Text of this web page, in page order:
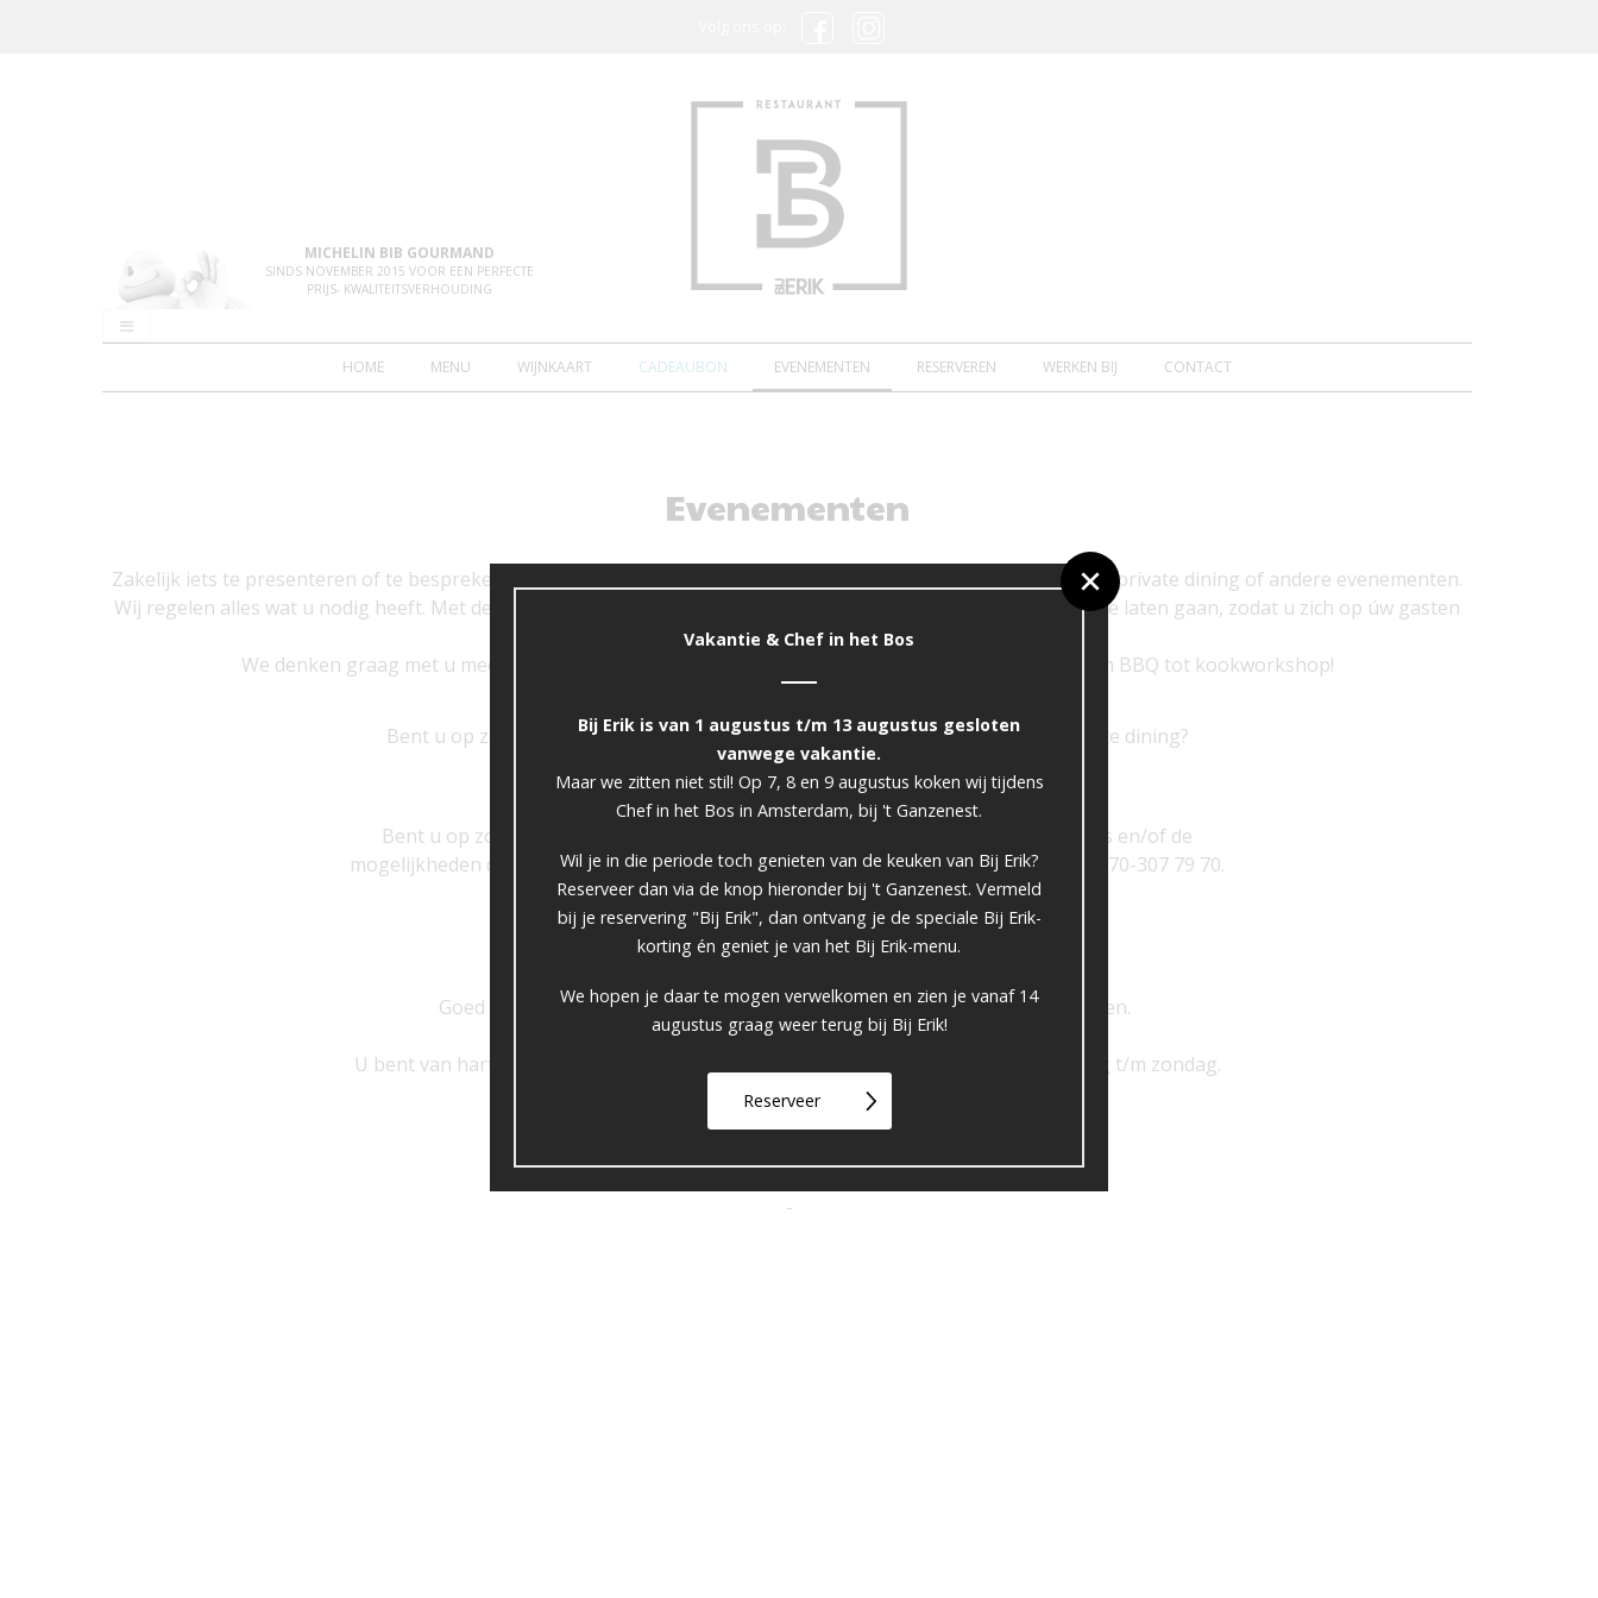
MICHELIN BIB GOURMAND
SINDS NOVEMBER 2015 VOOR EEN PERFECTE
PRIJS- KWALITEITSVERHOUDING
HOME MENU WIJNKAART CADEAUBON EVENEMENTEN RESERVEREN WERKEN BIJ CONTACT
Evenementen
Zakelijk iets te presenteren of te bespreken? Een onvergetelijke trouwerij in gedachten? Wees ook welkom voor private dining of andere evenementen.
Wij regelen alles wat u nodig heeft. Met dezelfde oprechte gastvrijheid en de service om u onbezorgd uw gang te laten gaan, zodat u zich op úw gasten
kunt concentreren.
We denken graag met u mee en komen graag met creatieve oplossingen voor uw evenement, van BBQ tot kookworkshop!
Bent u op zoek naar een prachtige locatie voor uwbruiloft,vergadering private dining?
Dan ben u bij ons op de juiste plek!
Bent u op zoek naar een grotere locatie of twijfelt u welke locatie meer geschikt is en/of de
mogelijkheden dan kunt u contact opnemen metsales@ganzenest.nlof bellen naar 070-307 79 70.
-
Sluisplein 11, 2266 AV Leidschendam
Goed bereikbaar, parkeergarage Damplein gratis, ook in omliggende straten.
U bent van harte welkom voor een heerlijke lunch of diner op maandag & donderdag t/m zondag.
-
Vakantie & Chef in het Bos
Bij Erik is van 1 augustus t/m 13 augustus gesloten
vanwege vakantie.
Maar we zitten niet stil! Op 7, 8 en 9 augustus koken wij tijdens
Chef in het Bos in Amsterdam, bij 't Ganzenest.
Wil je in die periode toch genieten van de keuken van Bij Erik?
Reserveer dan via de knop hieronder bij 't Ganzenest. Vermeld
bij je reservering "Bij Erik", dan ontvang je de speciale Bij Erik-
korting én geniet je van het Bij Erik-menu.
We hopen je daar te mogen verwelkomen en zien je vanaf 14
augustus graag weer terug bij Bij Erik!
Reserveer